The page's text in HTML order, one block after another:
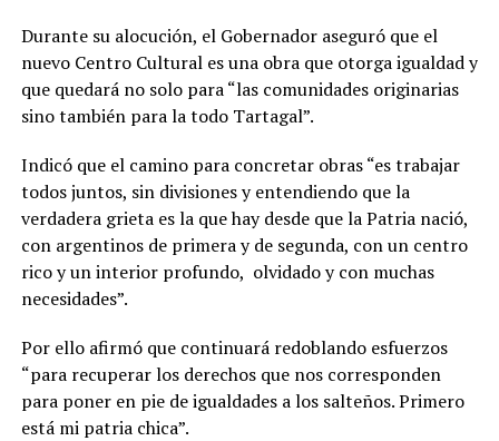
Durante su alocución, el Gobernador aseguró que el
nuevo Centro Cultural es una obra que otorga igualdad y
que quedará no solo para “las comunidades originarias
sino también para la todo Tartagal”.
Indicó que el camino para concretar obras “es trabajar
todos juntos, sin divisiones y entendiendo que la
verdadera grieta es la que hay desde que la Patria nació,
con argentinos de primera y de segunda, con un centro
rico y un interior profundo, olvidado y con muchas
necesidades”.
Por ello afirmó que continuará redoblando esfuerzos
“para recuperar los derechos que nos corresponden
para poner en pie de igualdades a los salteños. Primero
está mi patria chica”.